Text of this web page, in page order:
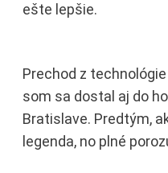
ešte lepšie.
Prechod z
som sa dostal aj do
Bratislave. Predtým,
legenda, no plné